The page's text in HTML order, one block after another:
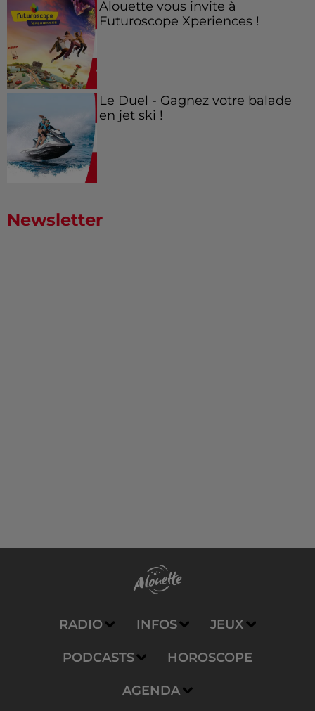
Alouette vous invite à
Futuroscope Xperiences !
Le Duel - Gagnez votre balade
en jet ski !
Newsletter
RADIO INFOS JEUX
PODCASTS HOROSCOPE
AGENDA